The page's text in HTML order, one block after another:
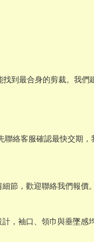
到最合身的剪裁。我們
絡客服確認最快交期，
節，歡迎聯絡我們報價
，袖口、領巾與垂墜感